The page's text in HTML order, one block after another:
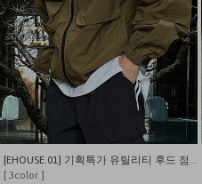
[EHOUSE.01] 기획특가 유틸리티 후드 점퍼
[ 3color ]